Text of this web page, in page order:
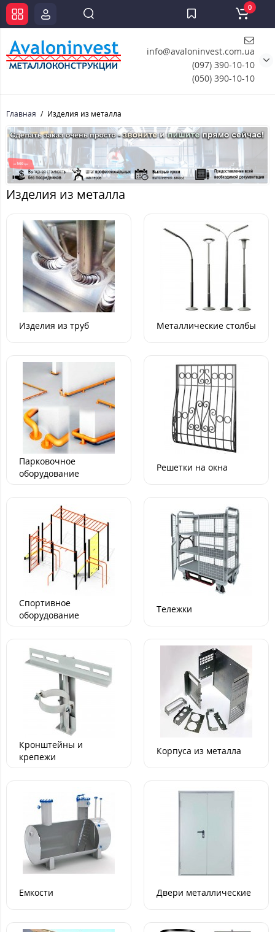
info@avaloninvest.com.ua
(097) 390-10-10
(050) 390-10-10
0
Главная Изделия из металла
Изделия из металла
Изделия из труб Металлические столбы
Парковочное
оборудование
Решетки на окна
Спортивное
оборудование
Тележки
Кронштейны и
крепежи
Корпуса из металла
Емкости Двери металлические